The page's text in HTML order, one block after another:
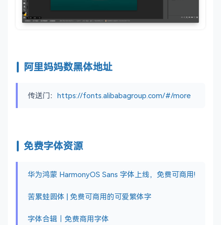
阿里妈妈数黑体地址
传送门： https://fonts.alibabagroup.com/#/more
免费字体资源
华为鸿蒙 HarmonyOS Sans 字体上线，免费可商用!
苦累蛙圆体 | 免费可商用的可爱繁体字
字体合辑｜免费商用字体